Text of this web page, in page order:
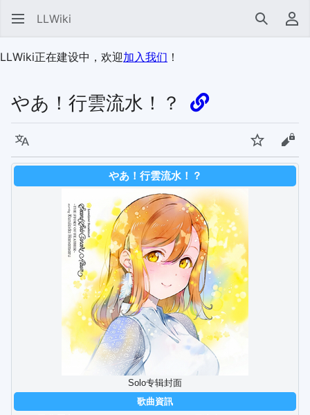
LLWiki 搜索 用
LLWiki正在建设中，欢迎加入我们 ！
やあ！行雲流水！？
语言 监视 查
やあ！行雲流水！？
Solo专辑封面
歌曲資訊